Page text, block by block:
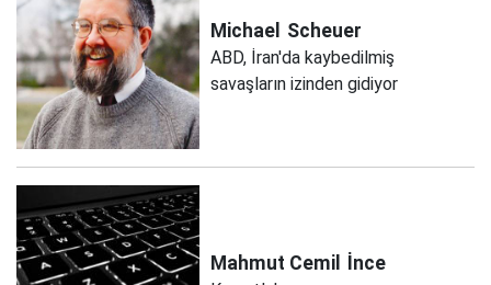
Michael Scheuer
ABD, İran'da kaybedilmiş
savaşların izinden gidiyor
Mahmut Cemil İnce